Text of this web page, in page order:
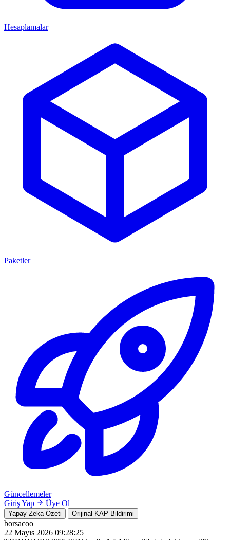
Hesaplamalar
Paketler
Güncellemeler
Giriş Yap
Üye Ol
Yapay Zeka Özeti Orijinal KAP Bildirimi
borsacoo
22 Mayıs 2026 09:28:25